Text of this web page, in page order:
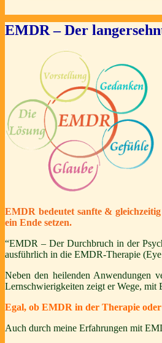
EMDR – Der
EMDR bedeutet sanfte &
ein Ende setzen.
“EMDR – Der Durchbruch in der
ausführlich in die EMDR-Therapie (Eye
Neben den heilenden Anwendungen
Lernschwierigkeiten zeigt er Wege, mit
Egal, ob EMDR in der Therapie
Auch durch meine Erfahrungen mit